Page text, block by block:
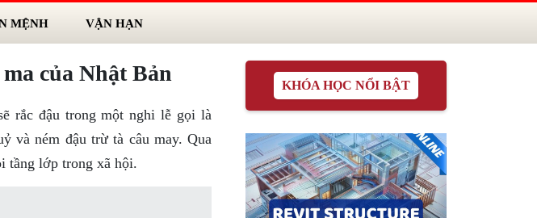
MỆNH VẬN HẠN
của Nhật Bản
rắc đậu trong một nghi lễ gọi là
và ném đậu trừ tà câu may. Qua
tầng lớp trong xã hội.
KHÓA HỌC NỔI BẬT